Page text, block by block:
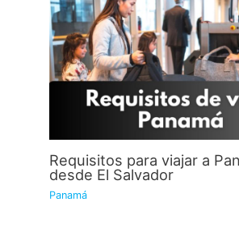
Requisitos para viajar a
desde El Salvador
Panamá